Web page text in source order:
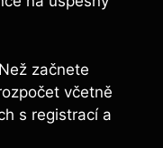
Než začnete
včetně
s registrací a